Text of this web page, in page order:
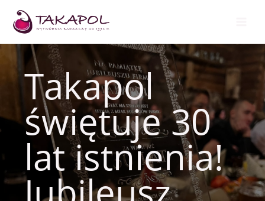
treści
Takapol
świętuje 30
lat istnienia!